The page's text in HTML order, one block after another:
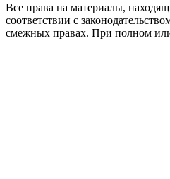
Все права на материалы,
соответствии с
смежных правах. При полном
материалов прямая активная